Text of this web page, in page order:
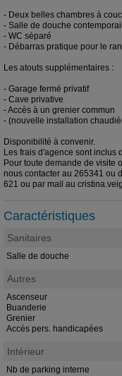
- Deux belles chambres à
- Salle de douche
- WC séparé
- Débarras pratique pour le
Les atouts supplémentaires :
- Garage fermé privatif
- Cave privative
- Accès à un grenier commun
- (nouvelle installation
Disponibilité à convenir.
Les frais d'agence sont inclus
Pour toute demande de visite
nous contacter au 265341 ou
621 ou par mail au
Caractéristiques
Sanitaires
Salle de douche
Autres
Ascenseur
Buanderie
Grenier
Accès pers. handicapées
Intérieur
Nb de parking interne